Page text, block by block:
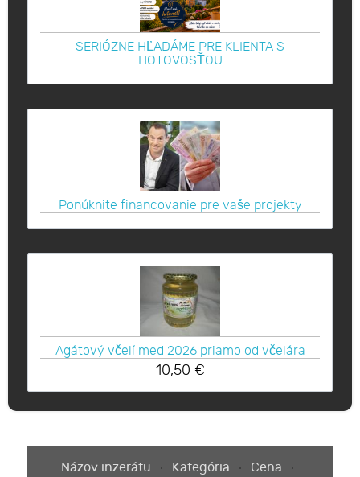
SERIÓZNE HĽADÁME PRE KLIENTA S
HOTOVOSŤOU
Ponúknite financovanie pre vaše projekty
Agátový včelí med 2026 priamo od včelára
10,50 €
Názov inzerátu Kategória
Cena